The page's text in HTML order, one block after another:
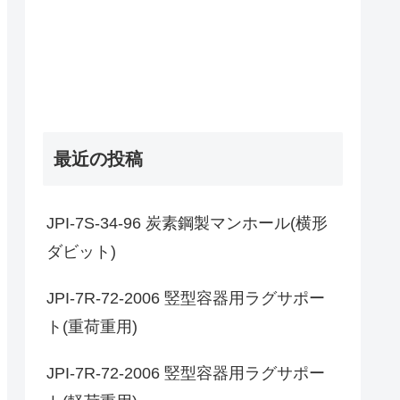
最近の投稿
JPI-7S-34-96 炭素鋼製マンホール(横形
ダビット)
JPI-7R-72-2006 竪型容器用ラグサポー
ト(重荷重用)
JPI-7R-72-2006 竪型容器用ラグサポー